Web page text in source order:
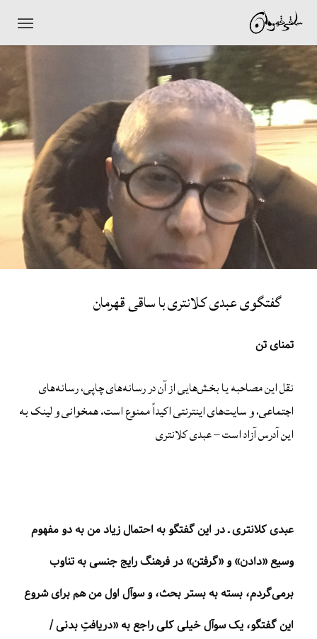
main
content
گفتگوی عبدی کلانتری با ساقی قهرمان
تمنای تن
نقل این مصاحبه یا بخش‌هایی از آن در رسانه‌های چاپی، رسانه‌های
اجتماعی، و سایت‌های اینترنتی اکیداً ممنوع است. همخوانی و لینک به
این آدرس آزاد است – عبدی کلانتری
عبدی کلانتری ـ در این گفتگو به احتمال زیاد من به دو مفهوم
وسیع «دادن» و «گرفتن» در فرهنگ رایج جنسی به تناوب
برمی‌گردم، بسته به بستر بحث، و سوآل اول من هم برای شروع
این گفتگو، یک سوآل خیلی کلی راجع به «دریافتِ بدنی /